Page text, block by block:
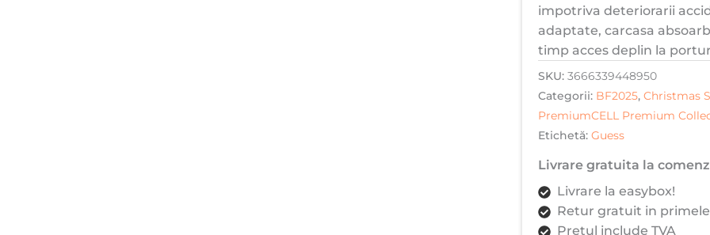
Magsafe,
Hardcase,
Maro
impotriva deteriorarii
adaptate, carcasa
timp acces deplin la
SKU: 3666339448950
Categorii: BF2025, Christmas
PremiumCELL Premium
Etichetă: Guess
Livrare gratuita la
Livrare la easybox!
Retur gratuit in primele
Pretul include TVA